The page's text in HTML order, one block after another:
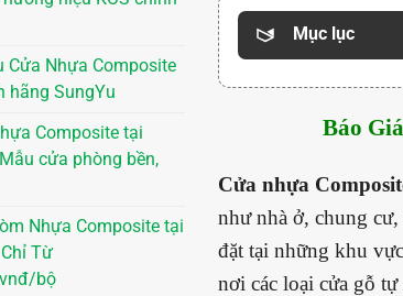
Cửa Nhựa Composite
hãng SungYu
Composite tại
cửa phòng bền,
Nhựa Composite tại
Từ
bộ
Mục lục
Báo
Cửa nhựa
như nhà ở, chung
đặt tại những khu
nơi các loại cửa gỗ